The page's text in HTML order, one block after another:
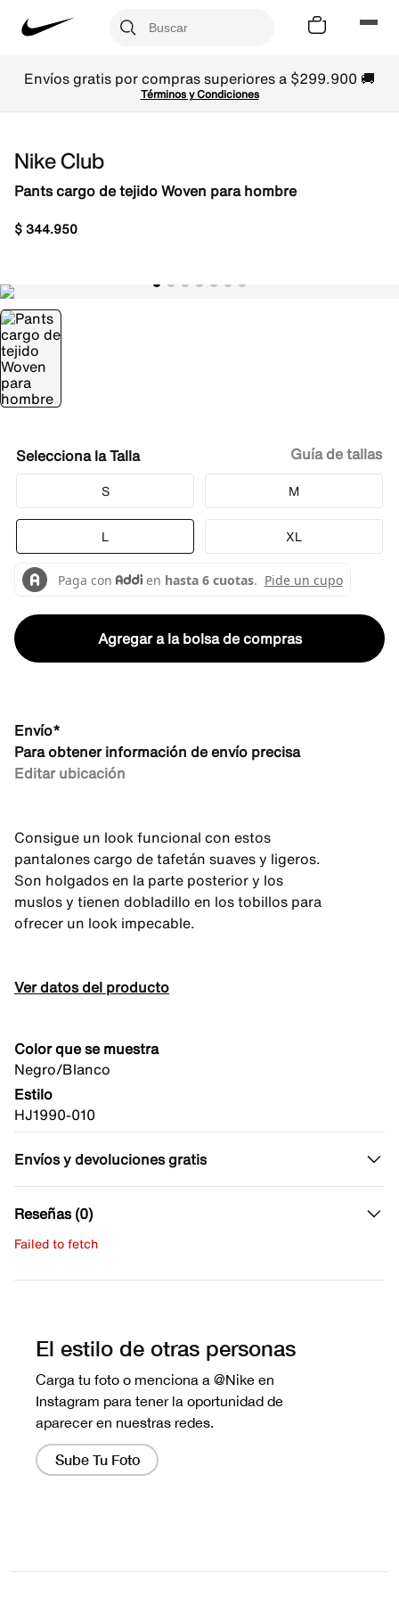
Envíos gratis por compras superiores a $299.900 🚚
Términos y Condiciones
Nike Club
Pants cargo de tejido Woven para hombre
$344.950
Talla
S M
L XL
Guía de tallas
Agregar a la bolsa de compras
Envío*
Para obtener información de envío precisa
Editar ubicación
Consigue un look funcional con estos
pantalones cargo de tafetán suaves y ligeros.
Son holgados en la parte posterior y los
muslos y tienen dobladillo en los tobillos para
ofrecer un look impecable.
Ver datos del producto
Color que se muestra
Negro/Blanco
Estilo
HJ1990-010
Envíos y devoluciones gratis
Reseñas (0)
Failed to fetch